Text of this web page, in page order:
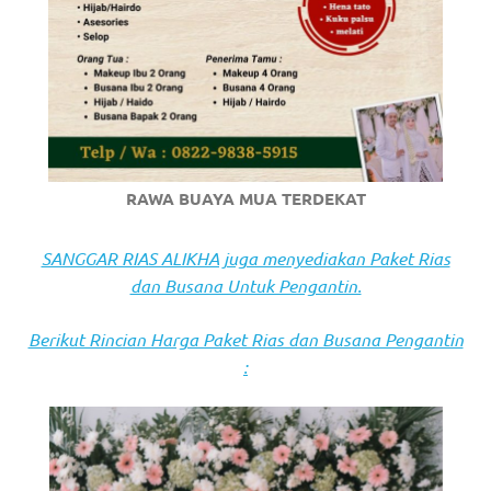
https://www.stockswatches.com
anchor
https://
check
here
https://www.domainwatches.com
visit
RAWA BUAYA MUA TERDEKAT
SANGGAR RIAS ALIKHA juga menyediakan Paket Rias
dan Busana Untuk Pengantin.
Berikut Rincian Harga Paket Rias dan Busana Pengantin
: